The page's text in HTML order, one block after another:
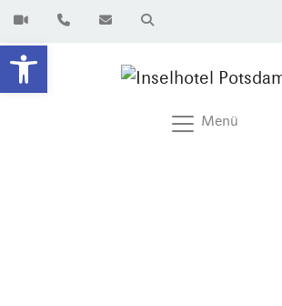
Werkzeugleiste öffnen
Menü